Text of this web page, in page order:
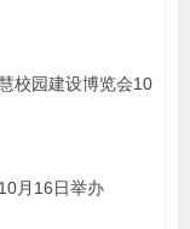
校园建设博览会10
月16日举办